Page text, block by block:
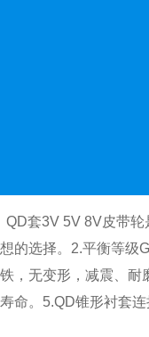
QD套3V 5V 8V皮带
想的选择。 2.平衡等级
铁，无变形， 减震、 耐
寿命。 5.QD锥形衬套